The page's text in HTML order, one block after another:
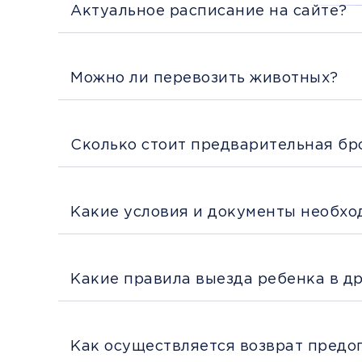
Актуальное расписание на сайте?
Можно ли перевозить животных?
Сколько стоит предварительная
Какие условия и документы
Какие правила выезда ребенка в
Как осуществляется возврат